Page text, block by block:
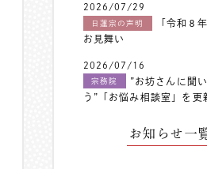
2026/07/29
日蓮宗の声明
「令和８
お見舞い
2026/07/16
宗務院
”お坊さんに聞
う”「お悩み相談室」を更
お知らせ一